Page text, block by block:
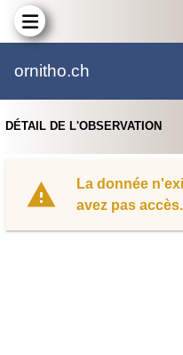
ornitho.ch
DÉTAIL DE L'OBSERVATION
La donnée
avez pas accès.